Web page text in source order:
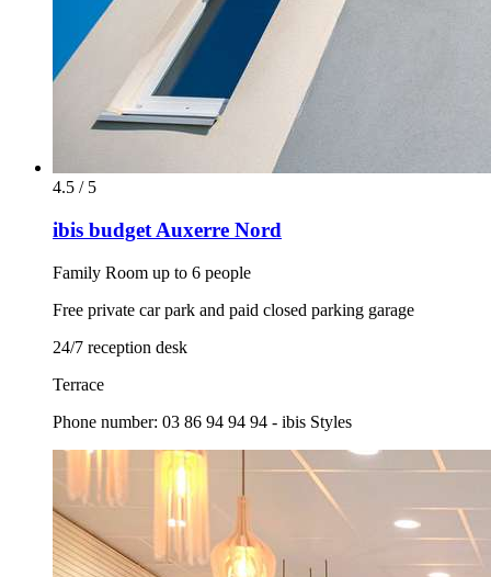
4.5 / 5
ibis budget Auxerre Nord
Family Room up to 6 people
Free private car park and paid closed parking garage
24/7 reception desk
Terrace
Phone number: 03 86 94 94 94 - ibis Styles